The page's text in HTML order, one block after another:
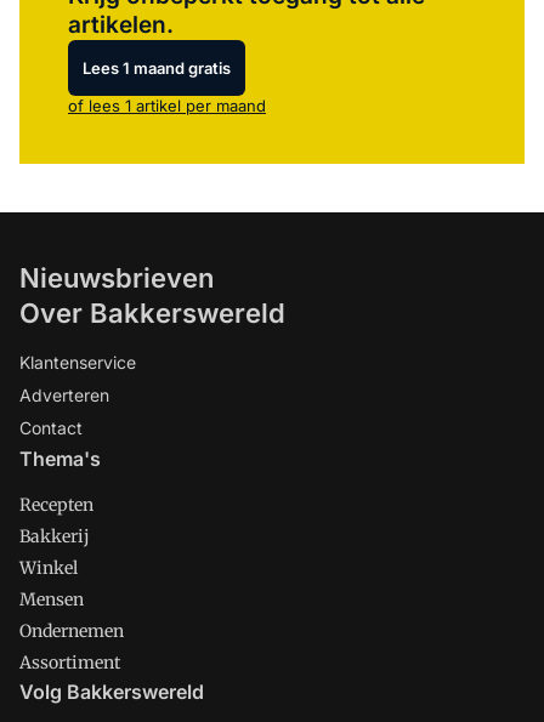
artikelen.
Lees 1 maand gratis
of lees 1 artikel per maand
Nieuwsbrieven
Over Bakkerswereld
Klantenservice
Adverteren
Contact
Thema's
Recepten
Bakkerij
Winkel
Mensen
Ondernemen
Assortiment
Volg Bakkerswereld